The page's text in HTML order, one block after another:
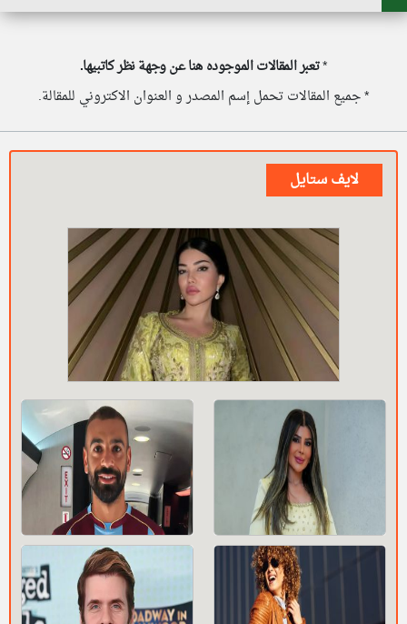
*تعبر المقالات الموجوده هنا عن وجهة نظر كاتبيها.
* جميع المقالات تحمل إسم المصدر و العنوان الاكتروني للمقالة.
لايف ستايل